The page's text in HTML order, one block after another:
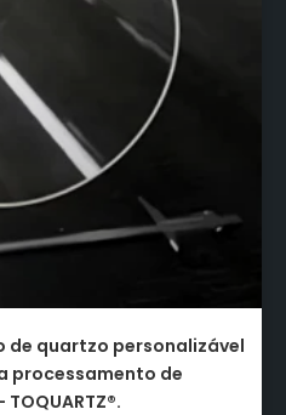
de quartzo personalizável
processamento de